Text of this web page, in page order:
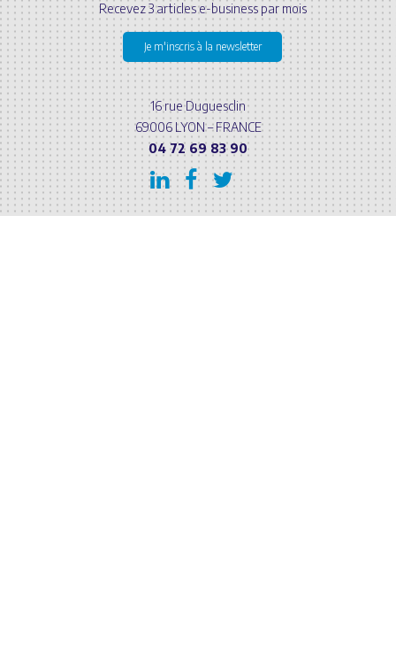
16 rue Duguesclin
69006 LYON – FRANCE
04 72 69 83 90
Recevez 3 articles e-business par mois
Je m'inscris à la newsletter